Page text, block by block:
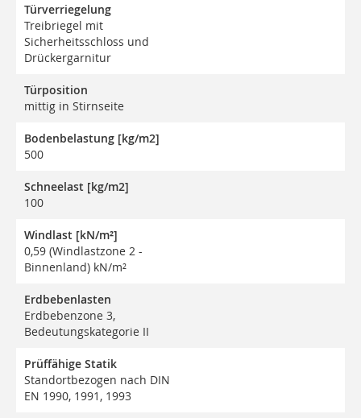
Türverriegelung
Treibriegel mit
Sicherheitsschloss und
Drückergarnitur
Türposition
mittig in Stirnseite
Bodenbelastung [kg/m2]
500
Schneelast [kg/m2]
100
Windlast [kN/m²]
0,59 (Windlastzone 2 -
Binnenland) kN/m²
Erdbebenlasten
Erdbebenzone 3,
Bedeutungskategorie II
Prüffähige Statik
Standortbezogen nach DIN
EN 1990, 1991, 1993